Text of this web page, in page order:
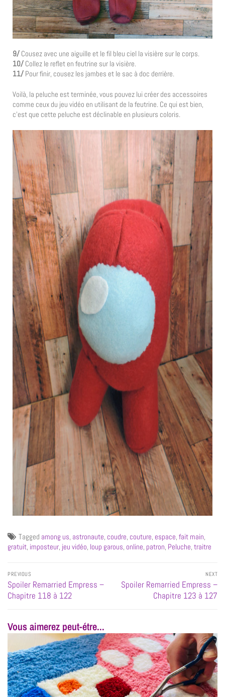
9/ Cousez avec une aiguille et le fil bleu ciel la visière sur le corps.
10/ Collez le reflet en feutrine sur la visière.
11/ Pour finir, cousez les jambes et le sac à doc derrière.
Voilà, la peluche est terminée, vous pouvez lui créer des accessoires
comme ceux du jeu vidéo en utilisant de la feutrine. Ce qui est bien,
c’est que cette peluche est déclinable en plusieurs coloris.
Tagged among us astronaute coudre couture espace fait main
gratuit imposteur jeu vidéo loup garous online patron Peluche traitre
PREVIOUS
Spoiler Remarried Empress –
Chapitre 118 à 122
NEXT
Spoiler Remarried Empress –
Chapitre 123 à 127
Vous aimerez peut-étre...